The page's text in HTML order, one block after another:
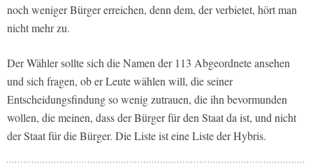
noch weniger Bürger erreichen, denn dem, der verbietet, hört man
nicht mehr zu.
Der Wähler sollte sich die Namen der 113 Abgeordnete ansehen
und sich fragen, ob er Leute wählen will, die seiner
Entscheidungsfindung so wenig zutrauen, die ihn bevormunden
wollen, die meinen, dass der Bürger für den Staat da ist, und nicht
der Staat für die Bürger. Die Liste ist eine Liste der Hybris.